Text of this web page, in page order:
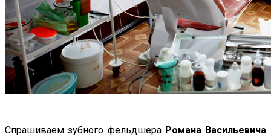
Спрашиваем зубного фельдшера Романа Васильевича